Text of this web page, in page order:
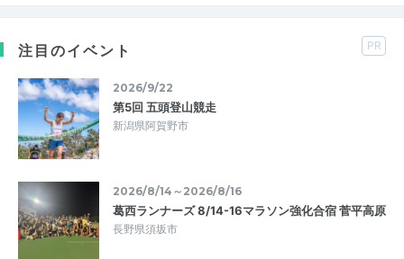
注目のイベント PR
2026/9/22
第5回 五頭登山競走
新潟県阿賀野市
2026/8/14～2026/8/16
葛西ランナーズ 8/14-16マラソン強化合宿 菅平高原
長野県須坂市